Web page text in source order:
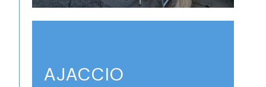
AJACCIO